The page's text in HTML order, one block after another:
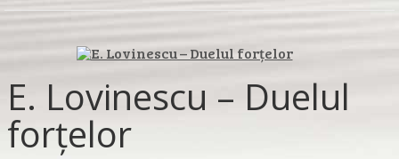
E. Lovinescu – Duelul
forțelor